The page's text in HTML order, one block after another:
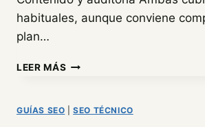
habituales, aunque conviene
plan…
LEER MÁS DINORANK
RANKING:
GUÍAS SEO |SEO TÉCNICO